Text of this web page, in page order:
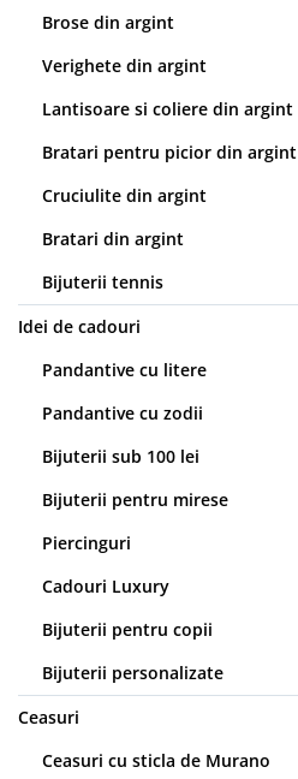
Brose din argint
Verighete din argint
Lantisoare si coliere din argint
Bratari pentru picior din argint
Cruciulite din argint
Bratari din argint
Bijuterii tennis
Idei de cadouri
Pandantive cu litere
Pandantive cu zodii
Bijuterii sub 100 lei
Bijuterii pentru mirese
Piercinguri
Cadouri Luxury
Bijuterii pentru copii
Bijuterii personalizate
Ceasuri
Ceasuri cu sticla de Murano